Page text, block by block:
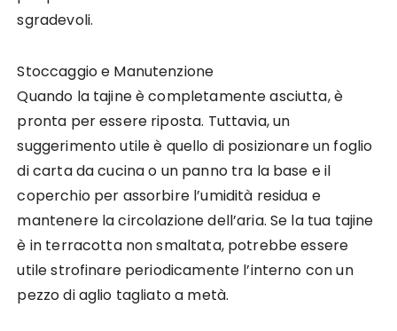
sgradevoli.
Stoccaggio e Manutenzione
Quando la tajine è completamente asciutta, è
pronta per essere riposta. Tuttavia, un
suggerimento utile è quello di posizionare un foglio
di carta da cucina o un panno tra la base e il
coperchio per assorbire l’umidità residua e
mantenere la circolazione dell’aria. Se la tua tajine
è in terracotta non smaltata, potrebbe essere
utile strofinare periodicamente l’interno con un
pezzo di aglio tagliato a metà.